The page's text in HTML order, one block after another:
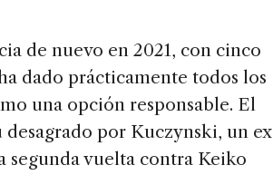
de nuevo en 2021, con cinco
dado prácticamente todos los
una opción responsable. El
desagrado por Kuczynski, un ex
segunda vuelta contra Keiko